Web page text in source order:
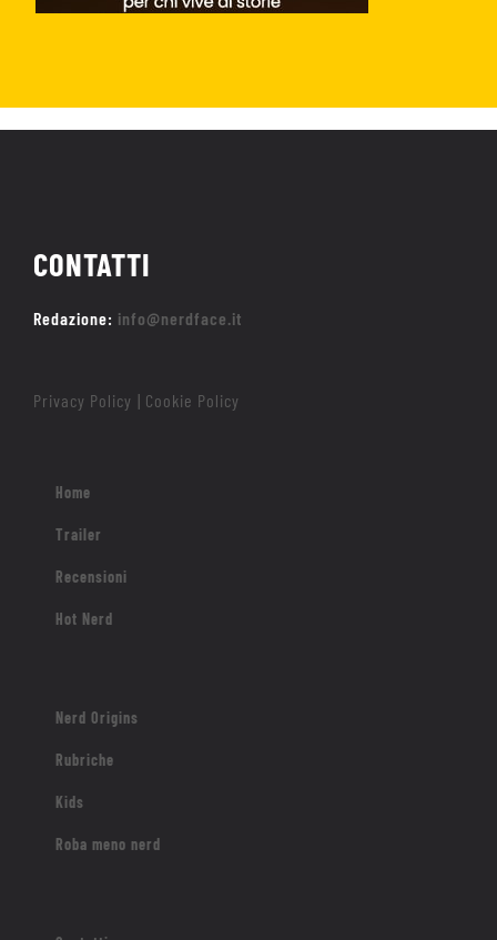
CONTATTI
Redazione: info@nerdface.it
Privacy Policy Cookie Policy
Home
Trailer
Recensioni
Hot Nerd
Nerd Origins
Rubriche
Kids
Roba meno nerd